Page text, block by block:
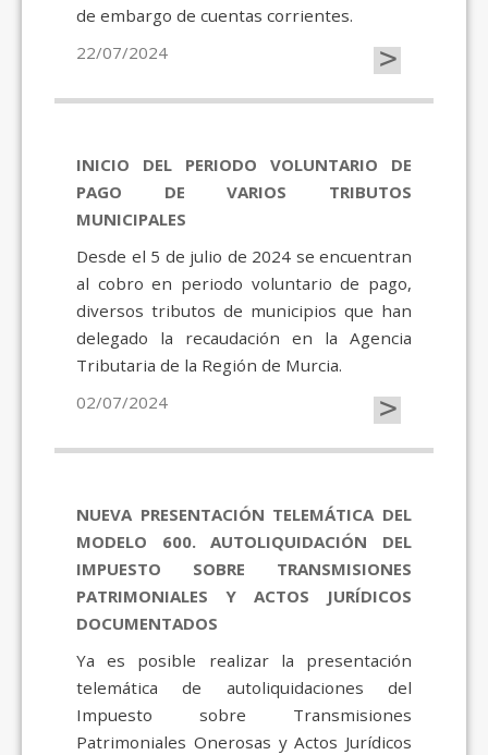
de embargo de cuentas corrientes.
22/07/2024
>
INICIO DEL PERIODO VOLUNTARIO DE
PAGO DE VARIOS TRIBUTOS
MUNICIPALES
Desde el 5 de julio de 2024 se encuentran
al cobro en periodo voluntario de pago,
diversos tributos de municipios que han
delegado la recaudación en la Agencia
Tributaria de la Región de Murcia.
02/07/2024
>
NUEVA PRESENTACIÓN TELEMÁTICA DEL
MODELO 600. AUTOLIQUIDACIÓN DEL
IMPUESTO SOBRE TRANSMISIONES
PATRIMONIALES Y ACTOS JURÍDICOS
DOCUMENTADOS
Ya es posible realizar la presentación
telemática de autoliquidaciones del
Impuesto sobre Transmisiones
Patrimoniales Onerosas y Actos Jurídicos